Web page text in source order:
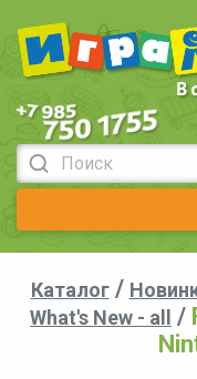
Каталог/
What's New - all
/